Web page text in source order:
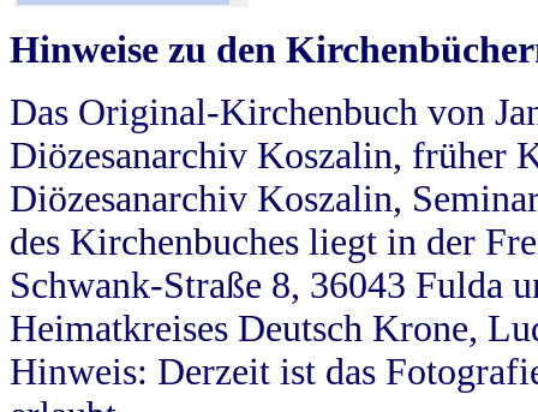
Hinweise zu den
Das Original-Kirchenbuch von
Diözesanarchiv Koszalin, früher
Diözesanarchiv Koszalin,
des Kirchenbuches liegt in der
Schwank-Straße 8, 36043 Fulda
Heimatkreises Deutsch Krone,
Hinweis: Derzeit ist das